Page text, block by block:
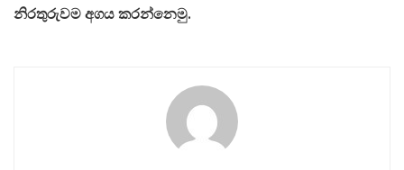
නිරතුරුවම අගය කරන්නෙමු.